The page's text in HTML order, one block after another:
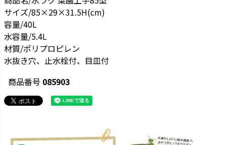
サイズ/85×29×31.5H(cm)
容量/40L
水容量/5.4L
材質/ポリプロピレン
水抜き穴、止水栓付、目皿付
商品番号 085903